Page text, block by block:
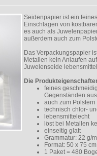
Seidenpapier ist ein
Einschlagen von
es auch als
außerdem auch zum
Das Verpackungspapier
Metallen kein Anlaufen
Juwelenseide
Die
feines
Gegenständen
auch zum
technisch chlor-
lebensmittelecht
löst bei Metallen
einseitig glatt
Grammatur: 22 g/
Format: 50 x 75 cm
1 Paket = 480